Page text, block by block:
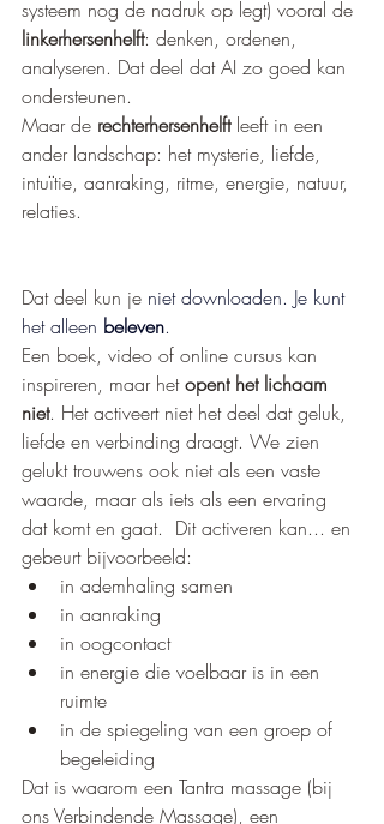
systeem nog de nadruk op legt) vooral de
linkerhersenhelft: denken, ordenen,
analyseren. Dat deel dat AI zo goed kan
ondersteunen.
Maar de rechterhersenhelft leeft in een
ander landschap: het mysterie, liefde,
intuïtie, aanraking, ritme, energie, natuur,
relaties.
Dat deel kun je niet downloaden. Je kunt
het alleen beleven.
Een boek, video of online cursus kan
inspireren, maar het opent het lichaam
niet. Het activeert niet het deel dat geluk,
liefde en verbinding draagt. We zien
gelukt trouwens ook niet als een vaste
waarde, maar als iets als een ervaring
dat komt en gaat.  Dit activeren kan... en
gebeurt bijvoorbeeld:
in ademhaling samen
in aanraking
in oogcontact
in energie die voelbaar is in een
ruimte
in de spiegeling van een groep of
begeleiding
Dat is waarom een Tantra massage (bij
ons Verbindende Massage), een